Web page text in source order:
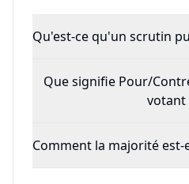
Qu'est-ce qu'un scrutin
Que signifie Pour/
votant
Comment la majorité est-